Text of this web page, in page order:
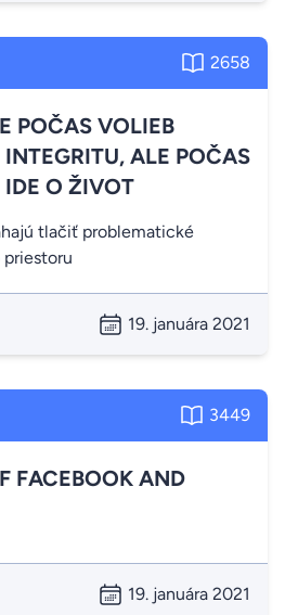
2658
POČAS VOLIEB
ALE POČAS
O ŽIVOT
tlačiť problematické
19. januára 2021
3449
FACEBOOK AND
19. januára 2021